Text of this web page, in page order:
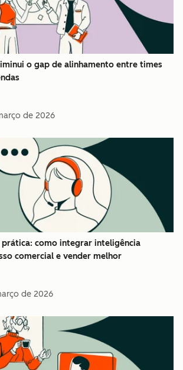
o gap de alinhamento entre times
de 2026
prática: como integrar inteligência
comercial e vender melhor
de 2026